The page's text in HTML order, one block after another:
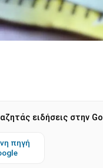
ειδήσεις στην
πηγή